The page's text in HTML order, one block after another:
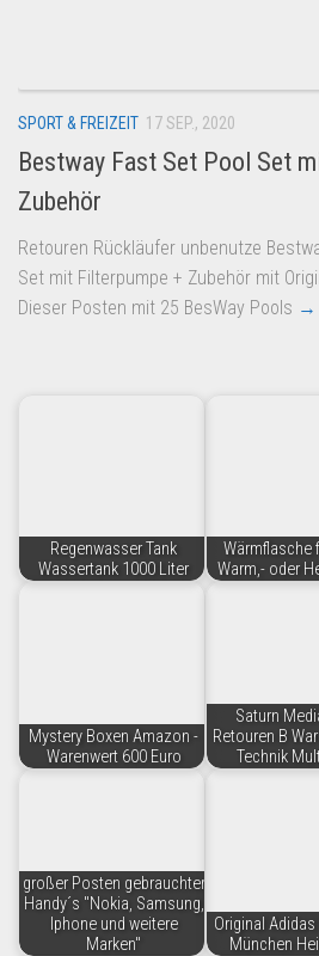
Amazon
Aldi
Lidl
Kostenlos verkaufen
Anmelden
SPORT & FREIZEIT 17 SEP., 2020
Bestway Fast Set Pool Set
Zubehör
Retouren Rückläufer unbenutze
Set mit Filterpumpe + Zubehör mit
Dieser Posten mit 25 BesWay Pools →
Regenwasser Tank
Wassertank 1000 Liter
Wärmflasche
Warm,- oder
Mystery Boxen Amazon -
Warenwert 600 Euro
Saturn
Retouren B
Technik
großer Posten gebrauchter
Handy´s "Nokia, Samsung,
Iphone und weitere
Marken"
Original Adidas
München